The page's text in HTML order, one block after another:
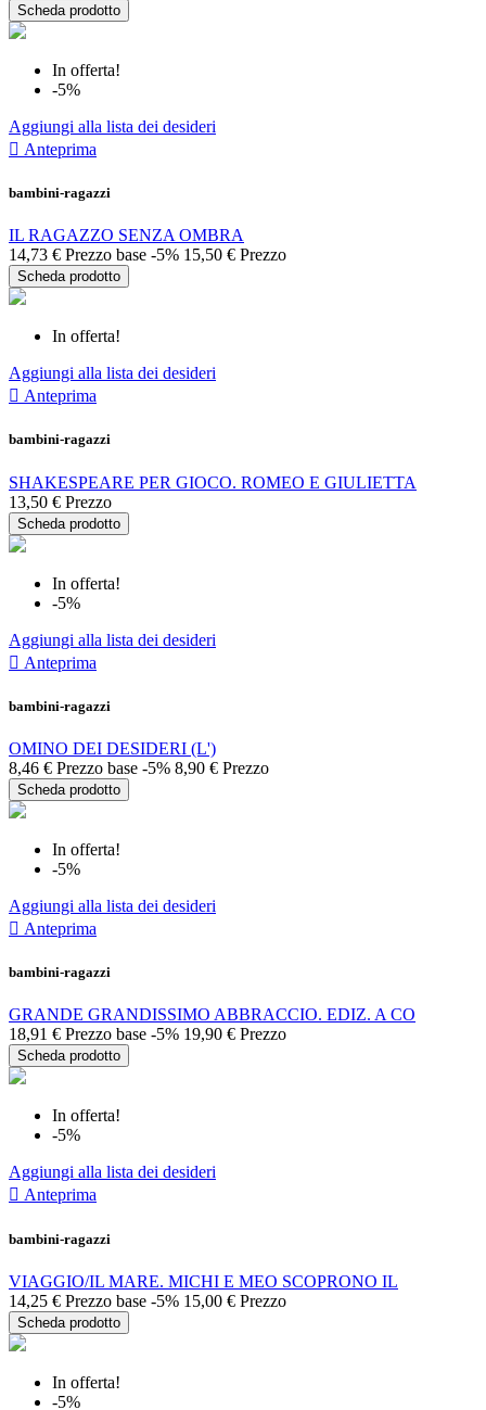
Scheda prodotto
In offerta!
-5%
Aggiungi alla lista dei desideri
 Anteprima
bambini-ragazzi
IL RAGAZZO SENZA OMBRA
14,73 € Prezzo base -5% 15,50 € Prezzo
Scheda prodotto
In offerta!
Aggiungi alla lista dei desideri
 Anteprima
bambini-ragazzi
SHAKESPEARE PER GIOCO. ROMEO E GIULIETTA
13,50 € Prezzo
Scheda prodotto
In offerta!
-5%
Aggiungi alla lista dei desideri
 Anteprima
bambini-ragazzi
OMINO DEI DESIDERI (L')
8,46 € Prezzo base -5% 8,90 € Prezzo
Scheda prodotto
In offerta!
-5%
Aggiungi alla lista dei desideri
 Anteprima
bambini-ragazzi
GRANDE GRANDISSIMO ABBRACCIO. EDIZ. A CO
18,91 € Prezzo base -5% 19,90 € Prezzo
Scheda prodotto
In offerta!
-5%
Aggiungi alla lista dei desideri
 Anteprima
bambini-ragazzi
VIAGGIO/IL MARE. MICHI E MEO SCOPRONO IL
14,25 € Prezzo base -5% 15,00 € Prezzo
Scheda prodotto
In offerta!
-5%